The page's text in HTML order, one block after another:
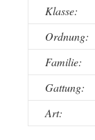
Klasse:
Ordnung:
Familie:
Gattung:
Art: